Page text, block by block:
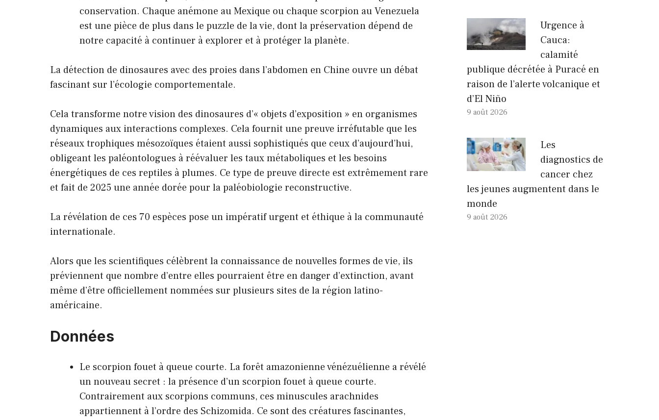
conservation. Chaque anémone au Mexique ou chaque scorpion au Venezuela
est une pièce de plus dans le puzzle de la vie, dont la préservation dépend de
notre capacité à continuer à explorer et à protéger la planète.
La détection de dinosaures avec des proies dans l’abdomen en Chine ouvre un débat
fascinant sur l’écologie comportementale.
Cela transforme notre vision des dinosaures d’« objets d’exposition » en organismes
dynamiques aux interactions complexes. Cela fournit une preuve irréfutable que les
réseaux trophiques mésozoïques étaient aussi sophistiqués que ceux d’aujourd’hui,
obligeant les paléontologues à réévaluer les taux métaboliques et les besoins
énergétiques de ces reptiles à plumes. Ce type de preuve directe est extrêmement rare
et fait de 2025 une année dorée pour la paléobiologie reconstructive.
La révélation de ces 70 espèces pose un impératif urgent et éthique à la communauté
internationale.
Alors que les scientifiques célèbrent la connaissance de nouvelles formes de vie, ils
préviennent que nombre d’entre elles pourraient être en danger d’extinction, avant
même d’être officiellement nommées sur plusieurs sites de la région latino-
américaine.
Données
Le scorpion fouet à queue courte. La forêt amazonienne vénézuélienne a révélé
un nouveau secret : la présence d’un scorpion fouet à queue courte.
Contrairement aux scorpions communs, ces minuscules arachnides
appartiennent à l’ordre des Schizomida. Ce sont des créatures fascinantes,
Urgence à
Cauca:
calamité
publique décrétée à Puracé en
raison de l’alerte volcanique et
d’El Niño
9 août 2026
Les
diagnostics de
cancer chez
les jeunes augmentent dans le
monde
9 août 2026